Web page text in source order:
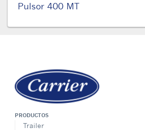
Pulsor 400 MT
PRODUCTOS
Trailer